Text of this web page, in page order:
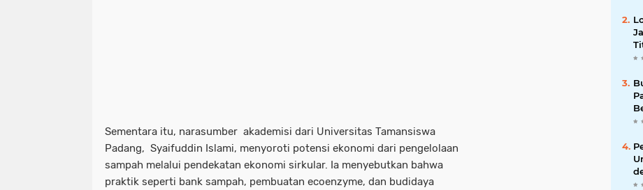
Sementara itu, narasumber akademisi dari Universitas Tamansiswa
Padang, Syaifuddin Islami, menyoroti potensi ekonomi dari pengelolaan
sampah melalui pendekatan ekonomi sirkular. Ia menyebutkan bahwa
praktik seperti bank sampah, pembuatan ecoenzyme, dan budidaya